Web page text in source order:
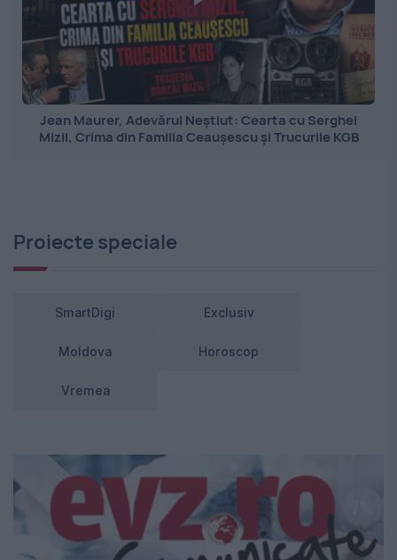
Jean Maurer, Adevărul Neștiut: Cearta cu Serghei
Mizil, Crima din Familia Ceaușescu și Trucurile KGB
Proiecte speciale
SmartDigi Exclusiv
Moldova Horoscop
Vremea